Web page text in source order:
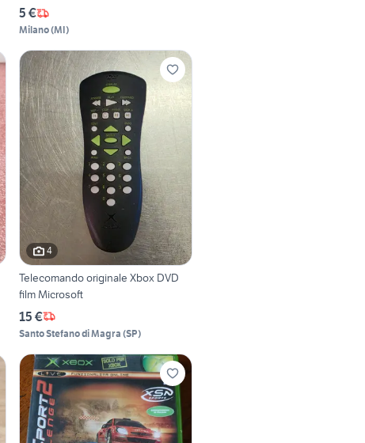
5 €
Milano(MI)
4
Telecomando originale Xbox DVD
film Microsoft
15 €
Santo Stefano di Magra (SP)